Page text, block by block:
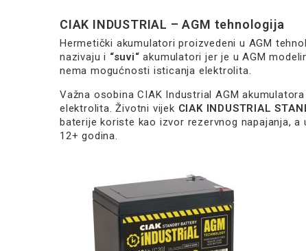
CIAK INDUSTRIAL – AGM tehnologija
Hermetički akumulatori proizvedeni u AGM
nazivaju i “suvi“ akumulatori jer je u AGM
nema mogućnosti isticanja elektrolita.
Važna osobina CIAK Industrial AGM
elektrolita. Životni vijek CIAK INDUSTRIAL
baterije koriste kao izvor rezervnog napajanja, a
12+ godina.